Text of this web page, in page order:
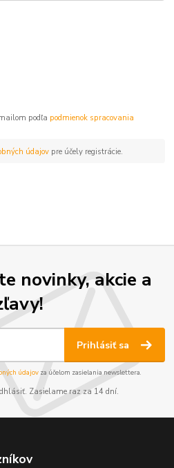
podľa podmienok spracovania
údajovpre účely registrácie.
novinky, akcie a
Prihlásiť sa
údajov za účelom zasielania newslettera.
Zasielame raz za 14 dní.